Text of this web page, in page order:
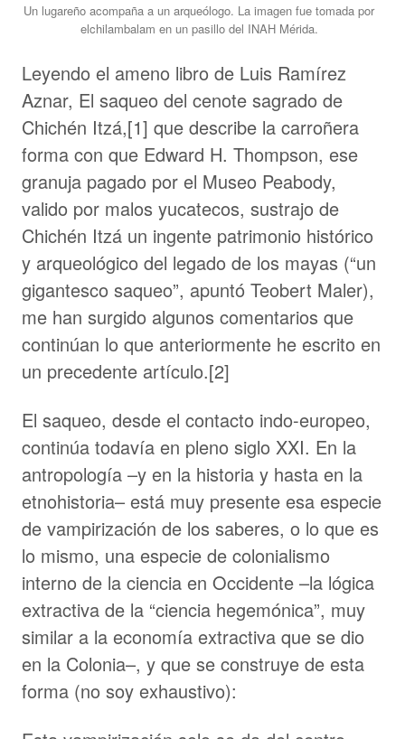
Un lugareño acompaña a un arqueólogo. La imagen fue tomada por
elchilambalam en un pasillo del INAH Mérida.
Leyendo el ameno libro de Luis Ramírez
Aznar, El saqueo del cenote sagrado de
Chichén Itzá,[1] que describe la carroñera
forma con que Edward H. Thompson, ese
granuja pagado por el Museo Peabody,
valido por malos yucatecos, sustrajo de
Chichén Itzá un ingente patrimonio histórico
y arqueológico del legado de los mayas (“un
gigantesco saqueo”, apuntó Teobert Maler),
me han surgido algunos comentarios que
continúan lo que anteriormente he escrito en
un precedente artículo.[2]
El saqueo, desde el contacto indo-europeo,
continúa todavía en pleno siglo XXI. En la
antropología –y en la historia y hasta en la
etnohistoria– está muy presente esa especie
de vampirización de los saberes, o lo que es
lo mismo, una especie de colonialismo
interno de la ciencia en Occidente –la lógica
extractiva de la “ciencia hegemónica”, muy
similar a la economía extractiva que se dio
en la Colonia–, y que se construye de esta
forma (no soy exhaustivo):